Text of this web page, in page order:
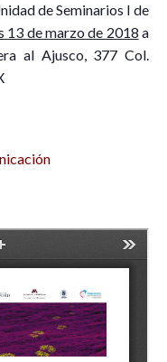
de Seminarios I de
13 de marzo de 2018 a
al Ajusco, 377 Col.